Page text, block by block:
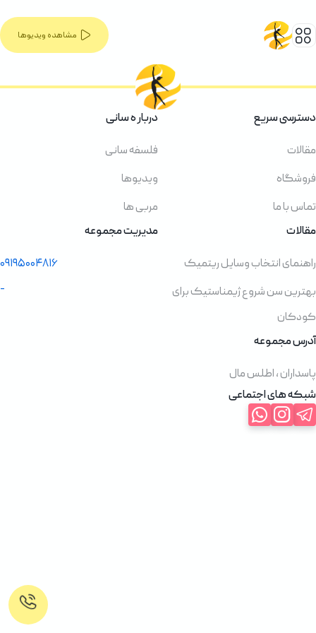
مشاهده ویدیوها
دسترسی سریع
مقالات
فروشگاه
تماس با ما
دربار ه سانی
فلسفه سانی
ویدیوها
مربی ها
مقالات
راهنمای انتخاب وسایل ریتمیک
بهترین سن شروع ژیمناستیک برای
کودکان
مدیریت مجموعه
۰۹۱۹۵۰۰۴۸۱۶
-
آدرس مجموعه
پاسداران ، اطلس مال
شبکه های اجتماعی